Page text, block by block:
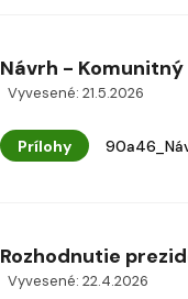
Návrh - Komunitný
Vyvesené: 21.5.2026
Prílohy
Rozhodnutie
Vyvesené: 22.4.2026